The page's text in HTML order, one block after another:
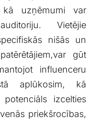
kā uzņēmumi var
Vietējie
nišās un
gūt
influenceru
aplūkosim, kā
izcelties
priekšrocības,